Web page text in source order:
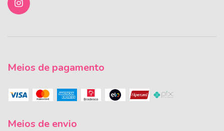
Meios de pagamento
Meios de envio